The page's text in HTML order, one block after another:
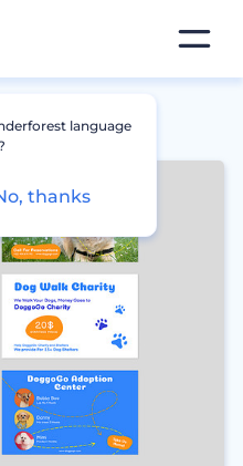
language
thanks